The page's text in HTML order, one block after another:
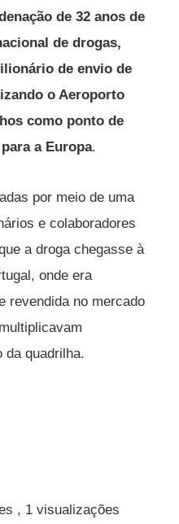
de 32 anos de
de drogas,
de envio de
o Aeroporto
como ponto de
a Europa.
por meio de uma
e colaboradores
a droga chegasse à
onde era
revendida no mercado
da quadrilha.
, 1 visualizações